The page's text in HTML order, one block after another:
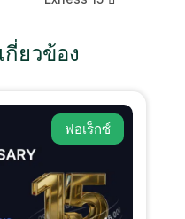
ยวข้อง
ฟอเร็กซ์